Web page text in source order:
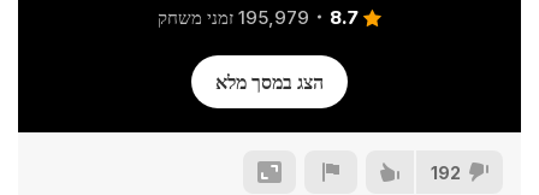
8.7 195,979 זמני משחק
הצג במסך מלא
192